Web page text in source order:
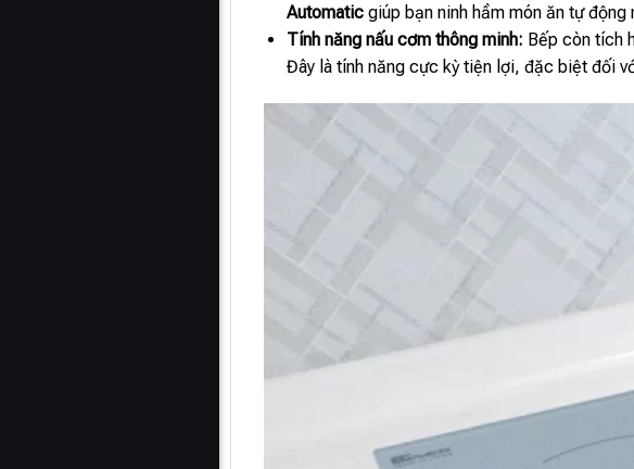
Automatic giúp bạn ninh hầm món ăn tự
Tính năng nấu cơm thông minh: Bếp còn tích
Đây là tính năng cực kỳ tiện lợi, đặc biệt đối